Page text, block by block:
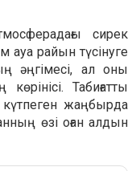
сирек
ауа райын түсінуге
әңгімесі, ал оны
Табиғатты
жаңбырда
өзі оған алдын